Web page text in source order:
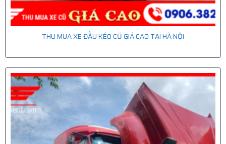
THU MUA XE ĐẦU KÉO CŨ GIÁ CAO TẠI HÀ NỘI